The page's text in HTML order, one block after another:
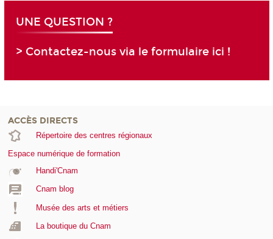
UNE QUESTION ?
> Contactez-nous via le formulaire ici !
ACCÈS DIRECTS
Répertoire des centres régionaux
Espace numérique de formation
Handi'Cnam
Cnam blog
Musée des arts et métiers
La boutique du Cnam